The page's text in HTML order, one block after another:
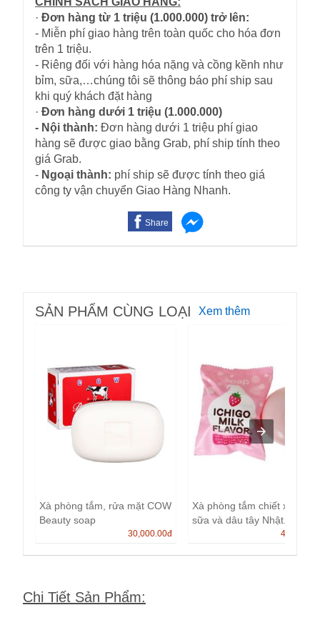
· Đơn hàng từ 1 triệu (1.000.000) trở lên:
- Miễn phí giao hàng trên toàn quốc cho hóa đơn
trên 1 triệu.
- Riêng đối với hàng hóa nặng và cồng kềnh như
bỉm, sữa,…chúng tôi sẽ thông báo phí ship sau
khi quý khách đặt hàng
· Đơn hàng dưới 1 triệu (1.000.000)
- Nội thành: Đơn hàng dưới 1 triệu phí giao
hàng sẽ được giao bằng Grab, phí ship tính theo
giá Grab.
- Ngoại thành: phí ship sẽ được tính theo giá
công ty vận chuyển Giao Hàng Nhanh.
Share
SẢN PHẨM CÙNG LOẠI Xem thêm
Xà phòng tắm, rửa mặt COW
Beauty soap
30,000.00đ
Xà phòng tắm chiết xuất từ
sữa và dâu tây Nhật.
40,000.00
Chi Tiết Sản Phẩm: